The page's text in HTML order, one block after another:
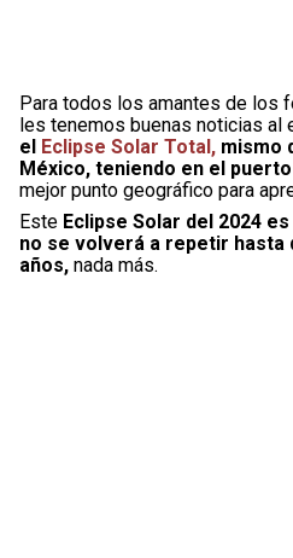
Para todos los amantes de los
les tenemos buenas noticias al
el Eclipse Solar Total, mismo
México, teniendo en el
mejor punto geográfico para
Este Eclipse Solar del 2024
no se volverá a repetir hasta
años, nada más.